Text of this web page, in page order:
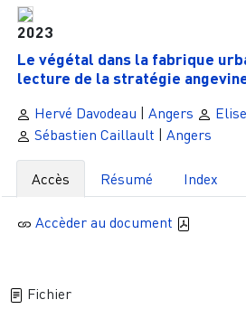
2023
Le végétal dans la fabrique
lecture de la stratégie
Hervé Davodeau Angers
Sébastien Caillault
Angers
Accès Résumé Index
Accèder au document
Fichier